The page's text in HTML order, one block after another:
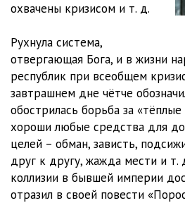
охвачены кризисом и т. д.
Рухнула система,
отвергающая Бога, и в жизни
республик при всеобщем
завтрашнем дне чётче
обострилась борьба за
хороши любые средства для
целей – обман, зависть,
друг к другу, жажда мести и т.
коллизии в бывшей империи
отразил в своей повести